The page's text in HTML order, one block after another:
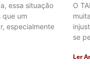
essa situação
que um
especialmente
O
se
Ler